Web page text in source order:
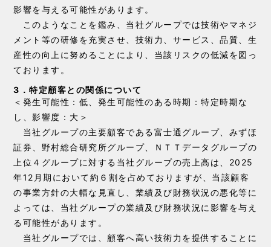
影響を与える可能性があります。
このようなことを鑑み、当社グループでは技術やマネジ
メント等の研修を充実させ、技術力、サービス、品質、生
産性の向上に努めることにより、当該リスクの低減を図っ
ております。
3．特定顧客との関係について
＜発生可能性：低、発生可能性のある時期：特定時期な
し、影響度：大＞
当社グループの主要顧客である富士通グループ、みずほ
証券、野村総合研究所グループ、ＮＴＴデータグループの
上位４グループに対する当社グループの売上高は、2025
年12月期において約６割を占めておりますが、当該顧客
の事業方針の大幅な見直し、業績及び財務状況の悪化等に
よっては、当社グループの業績及び財務状況に影響を与え
る可能性があります。
当社グループでは、顧客へ高い技術力を提供することに